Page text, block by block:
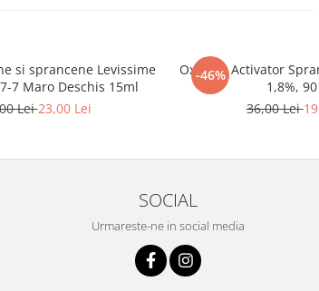
si sprancene Levissime
7 Maro Deschis 15ml
Lei23,00 Lei
-46%
Oxidant Activator
1,8%,
36,00 Lei
SOCIAL
Urmareste-ne in social media